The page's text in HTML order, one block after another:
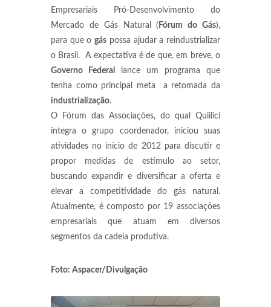
Empresariais Pró-Desenvolvimento do
Mercado de Gás Natural ( Fórum do Gás),
para que ogás possa ajudar a reindustrializar
o Brasil. A expectativa é de que, em breve, o
Governo Federal
lance um programa que
tenha como principal meta a retomada da
industrialização.
O Fórum das Associações, do qual Quiilici
integra o grupo coordenador, iniciou suas
atividades no início de 2012 para discutir e
propor medidas de estímulo ao setor,
buscando expandir e diversificar a oferta e
elevar a competitividade do gás natural.
Atualmente, é composto por 19 associações
empresariais que atuam em diversos
segmentos da cadeia produtiva.
Foto: Aspacer/Divulgação